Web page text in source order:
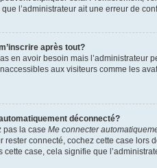
l’administrateur ait une erreur de
après tout?
en avoir besoin mais l’administrateur
aux visiteurs comme les
déconnecté?
pas la case Me connecter
rester connecté, cochez cette case lors
cette case, cela signifie que